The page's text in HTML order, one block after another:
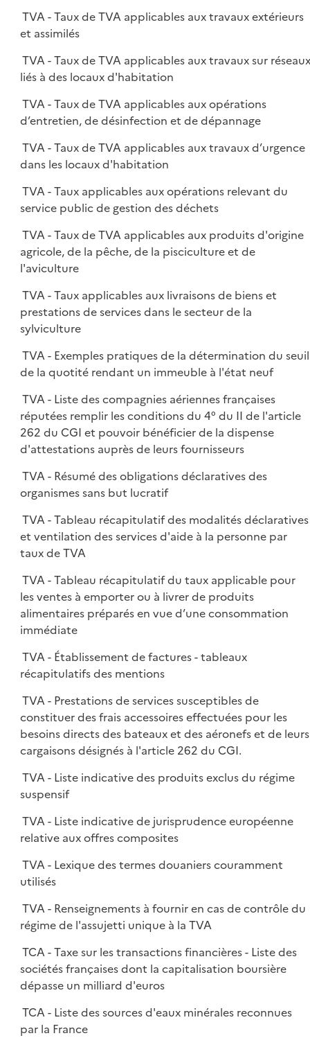
TVA - Taux de TVA applicables aux travaux extérieurs
et assimilés
TVA - Taux de TVA applicables aux travaux sur
liés à des locaux d'habitation
TVA - Taux de TVA applicables aux opérations
d’entretien, de désinfection et de dépannage
TVA - Taux de TVA applicables aux travaux d’urgence
dans les locaux d'habitation
TVA - Taux applicables aux opérations relevant du
service public de gestion des déchets
TVA - Taux de TVA applicables aux produits d'origine
agricole, de la pêche, de la pisciculture et de
l'aviculture
TVA - Taux applicables aux livraisons de biens et
prestations de services dans le secteur de la
sylviculture
TVA - Exemples pratiques de la détermination du seuil
de la quotité rendant un immeuble à l'état neuf
TVA - Liste des compagnies aériennes françaises
réputées remplir les conditions du 4° du II de l'article
262 du CGI et pouvoir bénéficier de la dispense
d'attestations auprès de leurs fournisseurs
TVA - Résumé des obligations déclaratives des
organismes sans but lucratif
TVA - Tableau récapitulatif des modalités déclaratives
et ventilation des services d'aide à la personne par
taux de TVA
TVA - Tableau récapitulatif du taux applicable pour
les ventes à emporter ou à livrer de produits
alimentaires préparés en vue d’une consommation
immédiate
TVA - Établissement de factures - tableaux
récapitulatifs des mentions
TVA - Prestations de services susceptibles de
constituer des frais accessoires effectuées pour les
besoins directs des bateaux et des aéronefs et de leurs
cargaisons désignés à l'article 262 du CGI.
TVA - Liste indicative des produits exclus du régime
suspensif
TVA - Liste indicative de jurisprudence européenne
relative aux offres composites
TVA - Lexique des termes douaniers couramment
utilisés
TVA - Renseignements à fournir en cas de contrôle du
régime de l'assujetti unique à la TVA
TCA - Taxe sur les transactions financières - Liste des
sociétés françaises dont la capitalisation boursière
dépasse un milliard d'euros
TCA - Liste des sources d'eaux minérales reconnues
par la France